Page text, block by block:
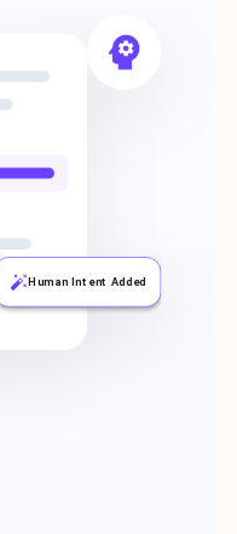
Human Intent Added